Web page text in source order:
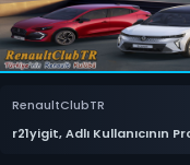
RenaultClubTR
r21yigit, Adlı Kullanıcının